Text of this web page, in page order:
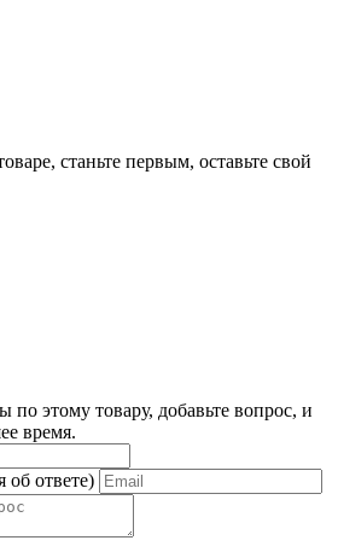
станьте первым, оставьте свой
по этому товару, добавьте вопрос, и
время.
об ответе)